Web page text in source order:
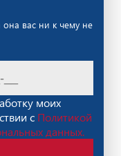
она вас ни к чему не
моих
с Политикой
данных.